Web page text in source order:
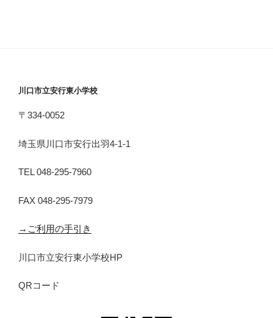
川口市立安行東小学校
〒334-0052
埼玉県川口市安行出羽4-1-1
TEL 048-295-7960
FAX 048-295-7979
→ご利用の手引き
川口市立安行東小学校HP
QRコード